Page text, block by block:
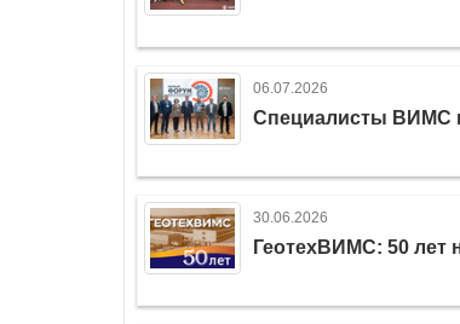
06.07.2026
Специалисты ВИМС
30.06.2026
ГеотехВИМС: 50 лет